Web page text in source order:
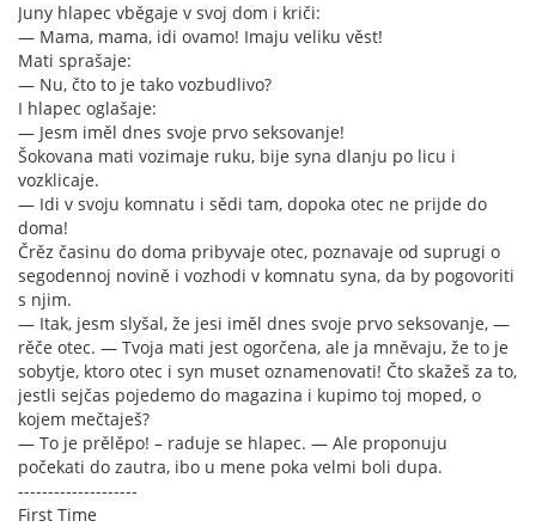
Juny hlapec vběgaje v svoj dom i kriči:
— Mama, mama, idi ovamo! Imaju veliku věst!
Mati sprašaje:
— Nu, čto to je tako vozbudlivo?
I hlapec oglašaje:
— Jesm iměl dnes svoje prvo seksovanje!
Šokovana mati vozimaje ruku, bije syna dlanju po licu i
vozklicaje.
— Idi v svoju komnatu i sědi tam, dopoka otec ne prijde do
doma!
Črěz časinu do doma pribyvaje otec, poznavaje od suprugi o
segodennoj novině i vozhodi v komnatu syna, da by pogovoriti
s njim.
— Itak, jesm slyšal, že jesi iměl dnes svoje prvo seksovanje, —
rěče otec. — Tvoja mati jest ogorčena, ale ja mněvaju, že to je
sobytje, ktoro otec i syn muset oznamenovati! Čto skažeš za to,
jestli sejčas pojedemo do magazina i kupimo toj moped, o
kojem mečtaješ?
— To je prělěpo! – raduje se hlapec. — Ale proponuju
počekati do zautra, ibo u mene poka velmi boli dupa.
--------------------
First Time